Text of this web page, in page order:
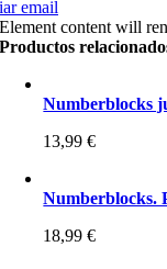
email
Element content will
Productos
Numberblocks
13,99€
Numberblocks.
18,99€